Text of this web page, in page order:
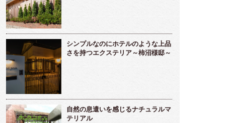
シンプルなのにホテルのような上品
さを持つエクステリア～柿沼様邸～
自然の息遣いを感じるナチュラルマ
テリアル